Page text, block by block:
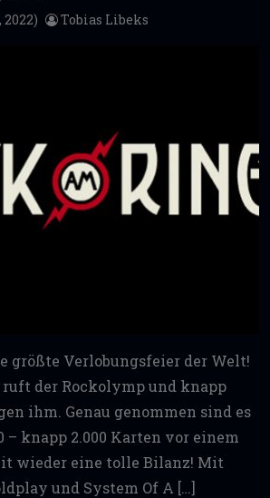
2022) Tobias Libeks
größte Verlobungsfeier der Welt!
ruft der Rockolymp und knapp
ihm. Genau genommen sind es
– knapp 2.000 Karten vor einem
wieder eine tolle Bilanz! Mit
und System Of A […]